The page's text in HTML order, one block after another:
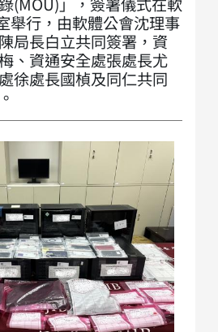
舉行，由軟體公會沈理事
局長白立共同簽署，資
、資通安全處張處長尤
徐處長國楨及同仁共同